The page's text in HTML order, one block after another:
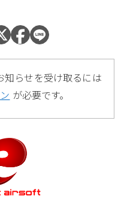
知らせを受け取るには
が必要です。